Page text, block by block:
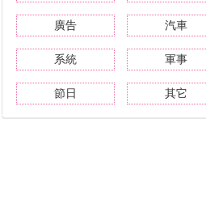
廣告 汽車
系統 軍事
節日 其它